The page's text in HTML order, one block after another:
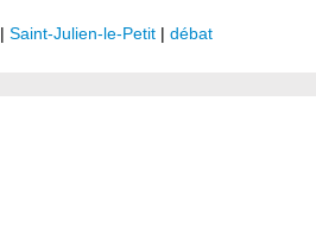
| Saint-Julien-le-Petit | débat